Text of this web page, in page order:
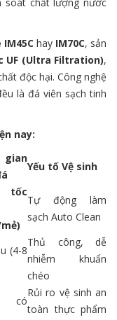
hay IM70C, sản
UF (Ultra Filtration),
độc hại. Công nghệ
là đá viên sạch tinh
nay:
Yếu tố Vệ sinh
tốc
Tự động làm
sạch Auto Clean
(4-8
Thủ công, dễ
nhiễm khuẩn
chéo
có
Rủi ro vệ sinh an
toàn thực phẩm